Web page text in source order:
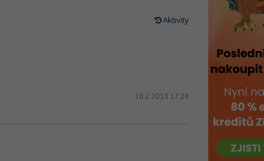
Aktivity
16.2.2013 17:24